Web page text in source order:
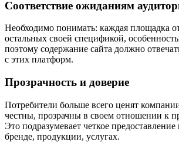
Соответствие ожиданиям
Необходимо понимать: каждая площадка
остальных своей спецификой,
поэтому содержание сайта должно
с этих платформ.
Прозрачность и доверие
Потребители больше всего ценят
честны, прозрачны в своем отношении к
Это подразумевает четкое
бренде, продукции, услугах.